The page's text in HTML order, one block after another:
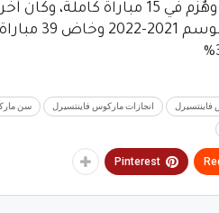
مباراة. فاز في 4 مواجهات وتعادل في مثلها. وهٌزم
فاينتسيرل انجازات ماركوس فاينتسيرل سن
Pinterest